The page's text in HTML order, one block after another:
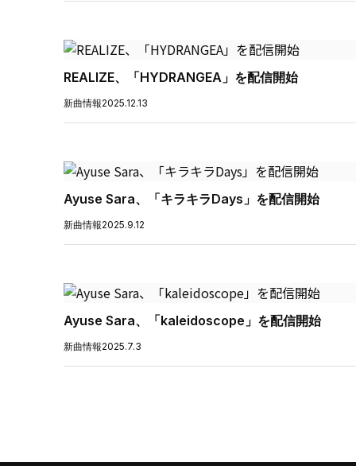
REALIZE、「HYDRANGEA」を配信開始
新曲情報2025.12.13
Ayuse Sara、「キラキラDays」を配信開始
新曲情報2025.9.12
Ayuse Sara、「kaleidoscope」を配信開始
新曲情報2025.7.3